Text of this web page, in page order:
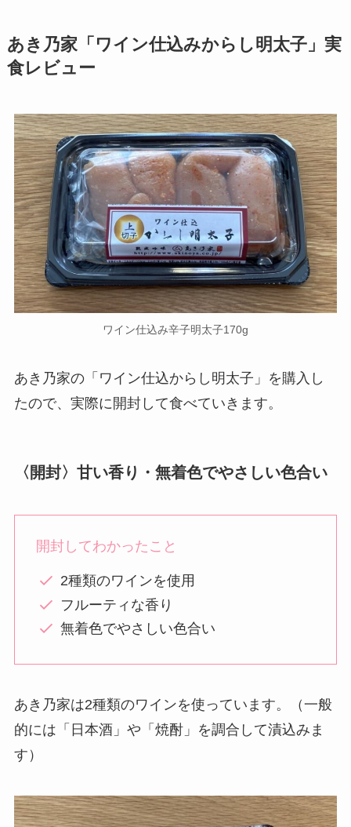
あき乃家「ワイン仕込みからし明太子」実
食レビュー
ワイン仕込み辛子明太子170g
あき乃家の「ワイン仕込からし明太子」を購入し
たので、実際に開封して食べていきます。
〈開封〉甘い香り・無着色でやさしい色合い
開封してわかったこと
2種類のワインを使用
フルーティな香り
無着色でやさしい色合い
あき乃家は2種類のワインを使っています。（一般
的には「日本酒」や「焼酎」を調合して漬込みま
す）